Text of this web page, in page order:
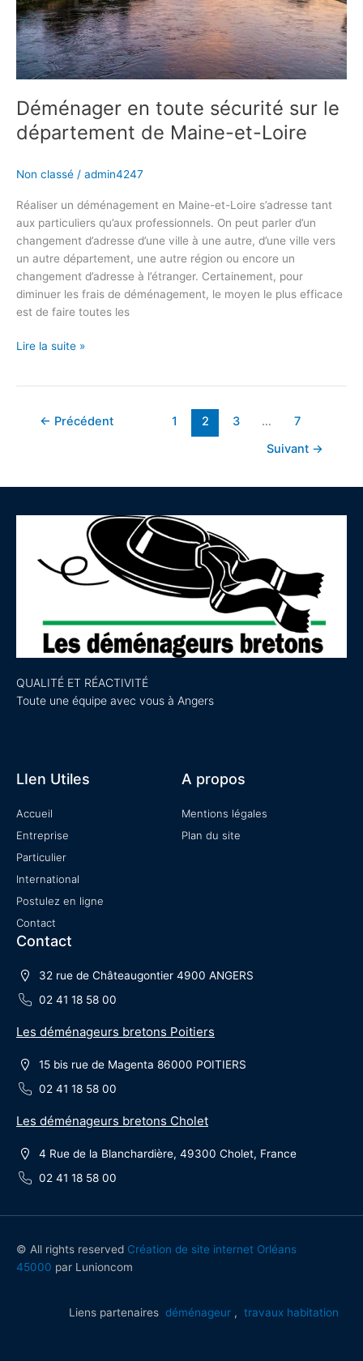
Déménager en toute sécurité sur le
département de Maine-et-Loire
Non classé / admin4247
Réaliser un déménagement en Maine-et-Loire s’adresse tant
aux particuliers qu’aux professionnels. On peut parler d’un
changement d’adresse d’une ville à une autre, d’une ville vers
un autre département, une autre région ou encore un
changement d’adresse à l’étranger. Certainement, pour
diminuer les frais de déménagement, le moyen le plus efficace
est de faire toutes les
Maine-
et-
Loire
Lire la suite »
← Précédent 1 2 3 …
7
Suivant →
QUALITÉ ET RÉACTIVITÉ
Toute une équipe avec vous à Angers
LIen Utiles
Accueil
Entreprise
Particulier
International
Postulez en ligne
Contact
A propos
Mentions légales
Plan du site
Contact
32 rue de Châteaugontier 4900 ANGERS
02 41 18 58 00
Les déménageurs bretons Poitiers
15 bis rue de Magenta 86000 POITIERS
02 41 18 58 00
Les déménageurs bretons Cholet
4 Rue de la Blanchardière, 49300 Cholet, France
02 41 18 58 00
© All rights reserved Création de site internet Orléans
45000 par Lunioncom
Liens partenaires déménageur , travaux habitation